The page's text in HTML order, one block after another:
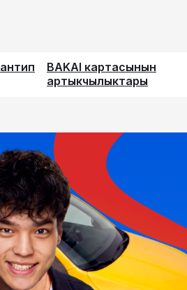
BAKAI картасынын
артыкчылыктары